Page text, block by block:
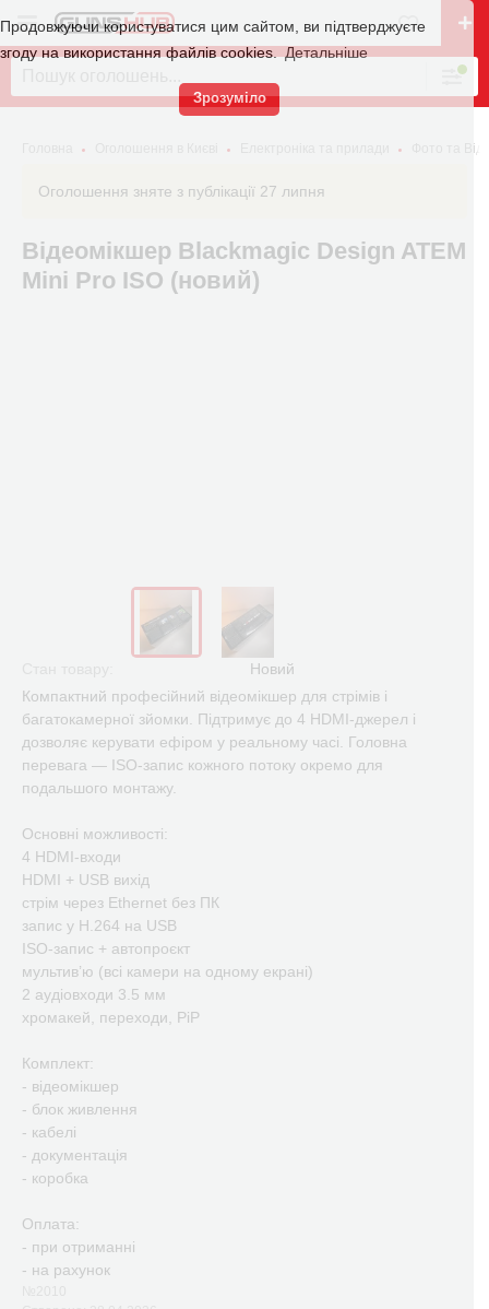
Продовжуючи користуватися цим сайтом, ви підтверджуєте
згоду на використання файлів cookies.
Детальніше
Зрозуміло
Фото та
Оголошення зняте з публікації 27 липня
Відеомікшер Blackmagic Design ATEM
Mini Pro ISO (новий)
Новий
Компактний професійний відеомікшер для стрімів і
багатокамерної зйомки. Підтримує до 4 HDMI-джерел і
дозволяє керувати ефіром у реальному часі. Головна
перевага — ISO-запис кожного потоку окремо для
подальшого монтажу.
Основні можливості:
4 HDMI-входи
HDMI + USB вихід
стрім через Ethernet без ПК
запис у H.264 на USB
ISO-запис + автопроєкт
мультив’ю (всі камери на одному екрані)
2 аудіовходи 3.5 мм
хромакей, переходи, PiP
Комплект:
- відеомікшер
- блок живлення
- кабелі
- документація
- коробка
Оплата:
- при отриманні
- на рахунок